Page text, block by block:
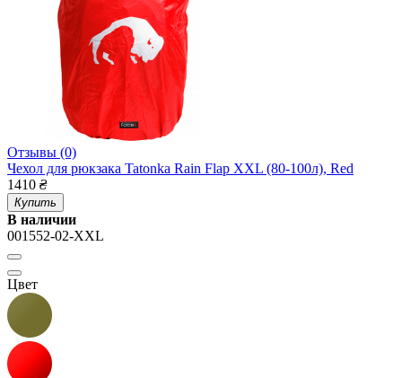
Отзывы (0)
Чехол для рюкзака Tatonka Rain Flap XXL (80-100л), Red
1410 ₴
Купить
В наличии
001552-02-XXL
Цвет